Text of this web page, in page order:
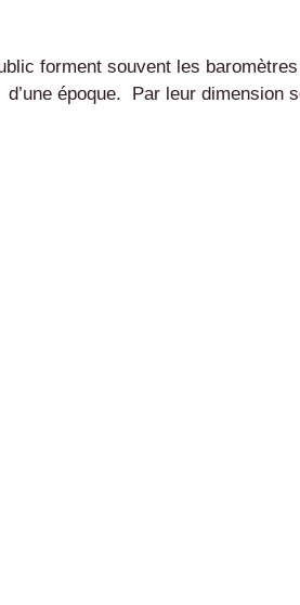
forment souvent les baromètres
époque. Par leur dimension